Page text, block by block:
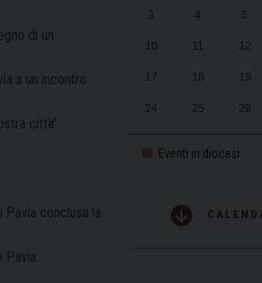
di un
a un incontro
città”.
Pavia conclusa la
Pavia.
3 4 5
10 11 12
17 18 19
24 25 26
Eventi in diocesi